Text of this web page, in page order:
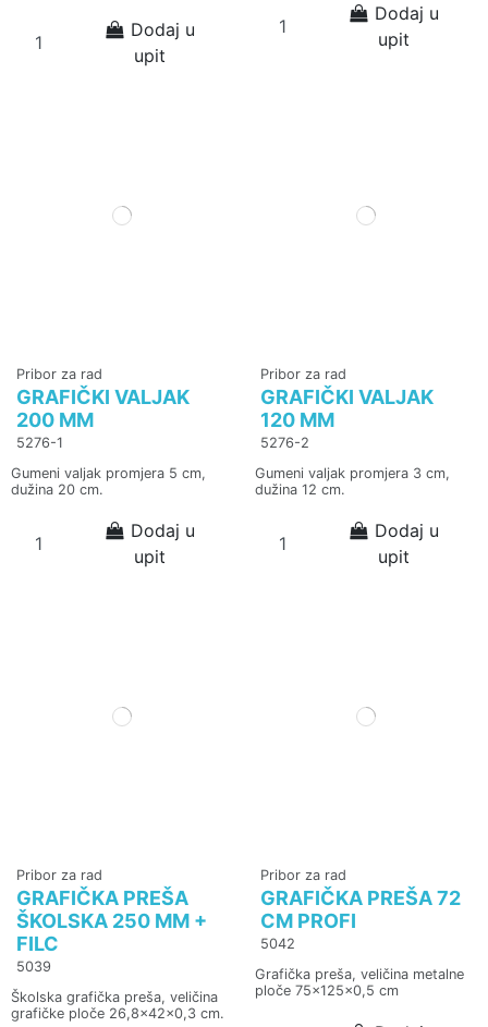
Dodaj u
upit
Dodaj u
upit
Pribor za rad
GRAFIČKI VALJAK
200 MM
5276-1
Gumeni valjak promjera 5 cm,
dužina 20 cm.
Dodaj u
upit
Pribor za rad
GRAFIČKI VALJAK
120 MM
5276-2
Gumeni valjak promjera 3 cm,
dužina 12 cm.
Dodaj u
upit
Pribor za rad
GRAFIČKA PREŠA
ŠKOLSKA 250 MM +
FILC
5039
Školska grafička preša, veličina
grafičke ploče 26,8x42x0,3 cm.
Pribor za rad
GRAFIČKA PREŠA 72
CM PROFI
5042
Grafička preša, veličina metalne
ploče 75x125x0,5 cm